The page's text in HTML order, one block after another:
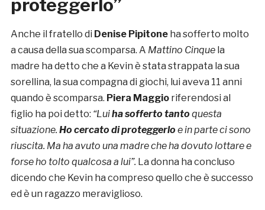
proteggerlo”
Anche il fratello di Denise Pipitoneha sofferto molto
a causa della sua scomparsa. A Mattino Cinque la
madre ha detto che a Kevin è stata strappata la sua
sorellina, la sua compagna di giochi, lui aveva 11 anni
quando è scomparsa. Piera Maggio riferendosi al
figlio ha poi detto: “Luiha sofferto tanto questa
situazione. Ho cercato di proteggerlo e in parte ci sono
riuscita. Ma ha avuto una madre che ha dovuto lottare e
forse ho tolto qualcosa a lui”. La donna ha concluso
dicendo che Kevin ha compreso quello che è successo
ed è un ragazzo meraviglioso.